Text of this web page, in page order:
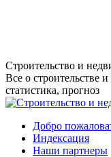
Перейти
к
содержанию
Строительство и
Все о строительстве
статистика, прогноз
Добро
Индексация
Наши партнеры